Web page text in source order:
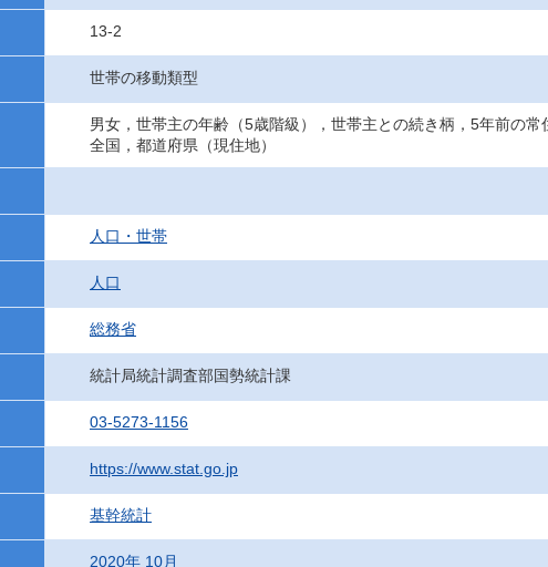
13-2
世帯の移動類型
男女，世帯主の年齢（5歳階級），世帯主との続き柄，5年前の
全国，都道府県（現住地）
人口・世帯
人口
総務省
統計局統計調査部国勢統計課
03-5273-1156
https://www.stat.go.jp
基幹統計
2020年 10月